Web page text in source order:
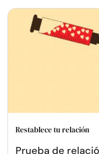
Restablece tu relación
Prueba de